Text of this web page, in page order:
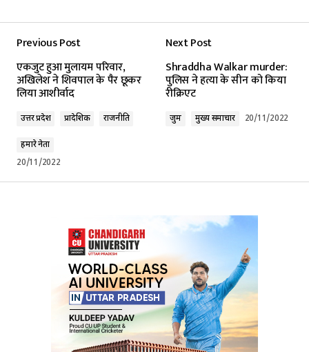
Previous Post
एकजुट हुआ मुलायम परिवार,
अखिलेश ने शिवपाल के पैर छूकर
लिया आशीर्वाद
उत्तर प्रदेश प्रादेशिक राजनीति
हमारे नेता
20/11/2022
Next Post
Shraddha Walkar murder:
पुलिस ने हत्या के सीन को किया
रीक्रिएट
जुर्म मुख्य समाचार 20/11/2022